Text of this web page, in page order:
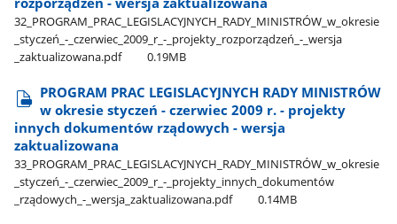
32​_PROGRAM​_PRAC​_LEGISLACYJNYCH​_RADY​_MINISTRÓW​_w​_okresie​
_styczeń​_-​_czerwiec​_2009​_r​_-​_projekty​_rozporządzeń​_-​_wersja​
_zaktualizowana.pdf
0.19MB
PROGRAM PRAC LEGISLACYJNYCH RADY MINISTRÓW
w okresie styczeń - czerwiec 2009 r. - projekty
innych dokumentów rządowych - wersja
zaktualizowana
33​_PROGRAM​_PRAC​_LEGISLACYJNYCH​_RADY​_MINISTRÓW​_w​_okresie​
_styczeń​_-​_czerwiec​_2009​_r​_-​_projekty​_innych​_dokumentów​
_rządowych​_-​_wersja​_zaktualizowana.pdf
0.14MB